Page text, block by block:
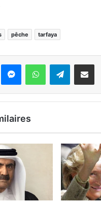
pêche tarfaya
WhatsApp Telegram